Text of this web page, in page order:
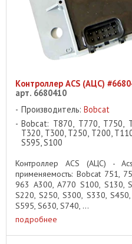
Контроллер ACS (АЦС)
арт. 6680410
Производитель: Bobcat
Bobcat: T870, T770, T750,
T320, T300, T250, T200,
S595, S100
Контроллер ACS (АЦС) -
применяемость: Bobcat 751,
963 A300, A770 S100, S130,
S220, S250, S300, S330,
S595, S630, S740, ...
подробнее